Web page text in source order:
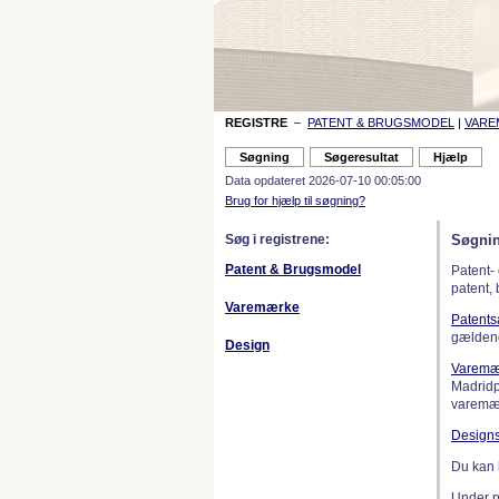
REGISTRE – PATENT & BRUGSMODEL |
Data opdateret 2026-07-10 00:05:00
Brug for hjælp til søgning?
Søg i registrene:
Patent & Brugsmodel
Varemærke
Design
patent,
Du